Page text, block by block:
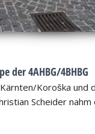
der 4AHBG/4BHBG
Koroška und
Scheider nahm